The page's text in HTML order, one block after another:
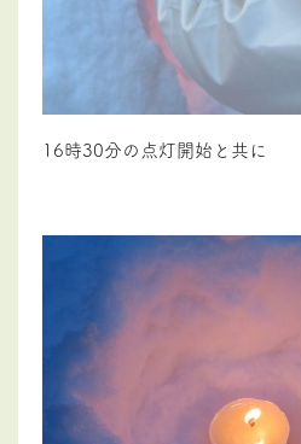
16時30分の点灯開始と共に